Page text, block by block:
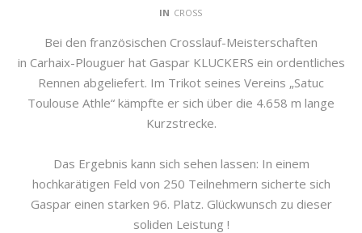
IN CROSS
Bei den französischen Crosslauf-Meisterschaften
in Carhaix-Plouguer hat Gaspar KLUCKERS ein ordentliches
Rennen abgeliefert. Im Trikot seines Vereins „Satuc
Toulouse Athle“ kämpfte er sich über die 4.658 m lange
Kurzstrecke.
Das Ergebnis kann sich sehen lassen: In einem
hochkarätigen Feld von 250 Teilnehmern sicherte sich
Gaspar einen starken 96. Platz. Glückwunsch zu dieser
soliden Leistung !